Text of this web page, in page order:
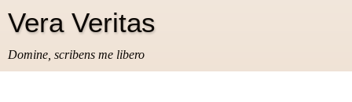
Vera Veritas
Domine, scribens me libero